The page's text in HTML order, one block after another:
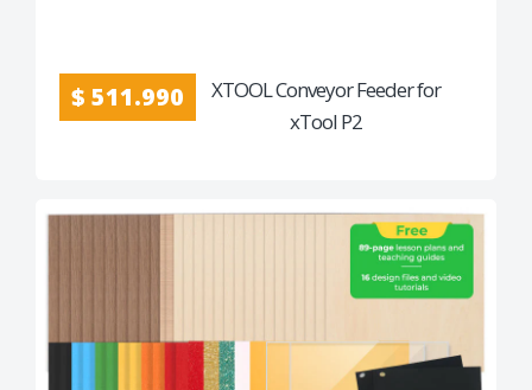
$ 511.990
XTOOL Conveyor Feeder for
xTool P2